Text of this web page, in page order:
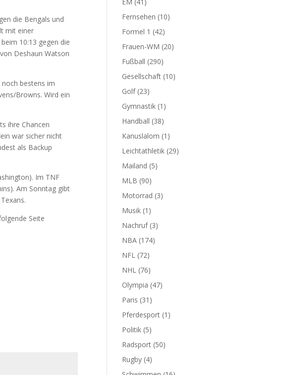
die Bengals und
mit einer
10:13 gegen die
Deshaun Watson
noch bestens im
Browns. Wird ein
ihre Chancen
war sicher nicht
als Backup
Im TNF
Am Sonntag gibt
Seite
Fernsehen (10)
Formel 1 (42)
Frauen-WM (20)
Fußball (290)
Gesellschaft (10)
Golf(23)
Gymnastik (1)
Handball (38)
Kanuslalom (1)
Leichtathletik (29)
Mailand (5)
MLB (90)
Motorrad (3)
Musik (1)
Nachruf(3)
NBA (174)
NFL (72)
NHL (76)
Olympia (47)
Paris (31)
Pferdesport (1)
Politik (5)
Radsport (50)
Rugby (4)